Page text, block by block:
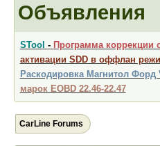
Объявления
STool - Программа коррекции
активации SDD в оффлан
Раскодировка Магнитол Форд
марок EOBD 22.46-22.47
CarLine Forums